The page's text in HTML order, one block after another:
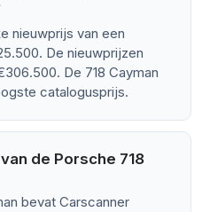
nieuwprijs van een
De nieuwprijzen
De 718 Cayman
catalogusprijs.
de Porsche 718
bevat Carscanner